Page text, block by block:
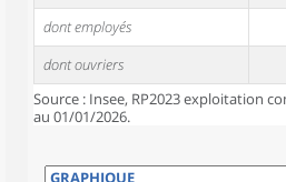
dont employés
dont ouvriers
Source : Insee, RP2023 exploitation
au 01/01/2026.